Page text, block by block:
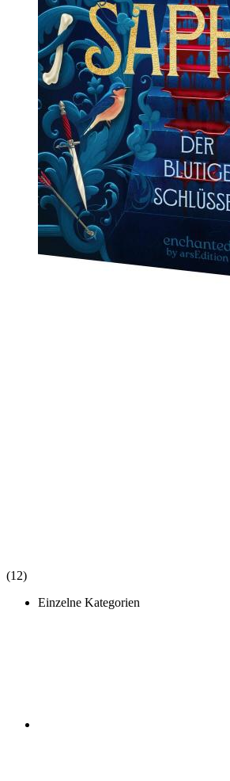
(12)
Einzelne Kategorien